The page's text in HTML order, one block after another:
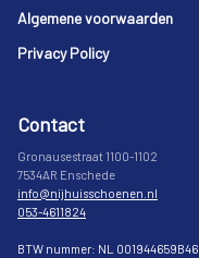
Footer
Algemene voorwaarden
Privacy Policy
Contact
Gronausestraat 1100-1102
7534AR Enschede
info@nijhuisschoenen.nl
053-4611824
BTW nummer: NL 001944659B46